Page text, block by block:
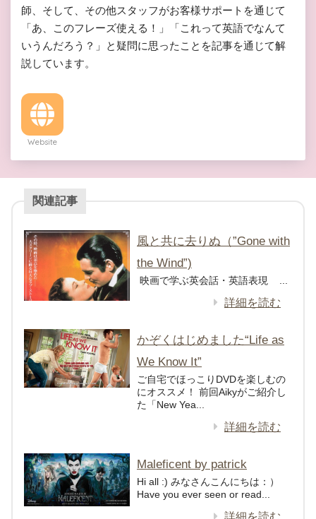
師、そして、その他スタッフがお客様サポートを通じて
「あ、このフレーズ使える！」「これって英語でなんて
いうんだろう？」と疑問に思ったことを記事を通じて解
説しています。
Website
関連記事
風と共に去りぬ（”Gone with
the Wind”)
映画で学ぶ英会話・英語表現 ...
詳細を読む
かぞくはじめました“Life as
We Know It”
ご自宅でほっこりDVDを楽しむの
にオススメ！ 前回Aikyがご紹介し
た「New Yea...
詳細を読む
Maleficent by patrick
Hi all :) みなさんこんにちは：）
Have you ever seen or read...
詳細を読む